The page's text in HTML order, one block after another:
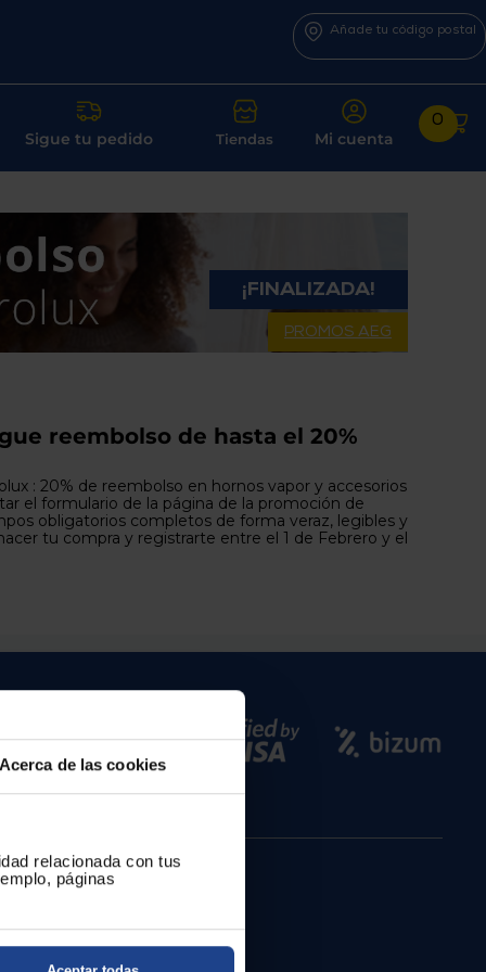
Acerca de las cookies
relacionada con tus
páginas
Añade tu código postal
Sigue tu pedido Tiendas Mi cuenta
0
¡FINALIZADA!
PROMOS AEG
reembolso de hasta el 20%
: 20% de reembolso en hornos vapor y accesorios
el formulario de la página de la promoción de
obligatorios completos de forma veraz, legibles y
tu compra y registrarte entre el 1 de Febrero y el